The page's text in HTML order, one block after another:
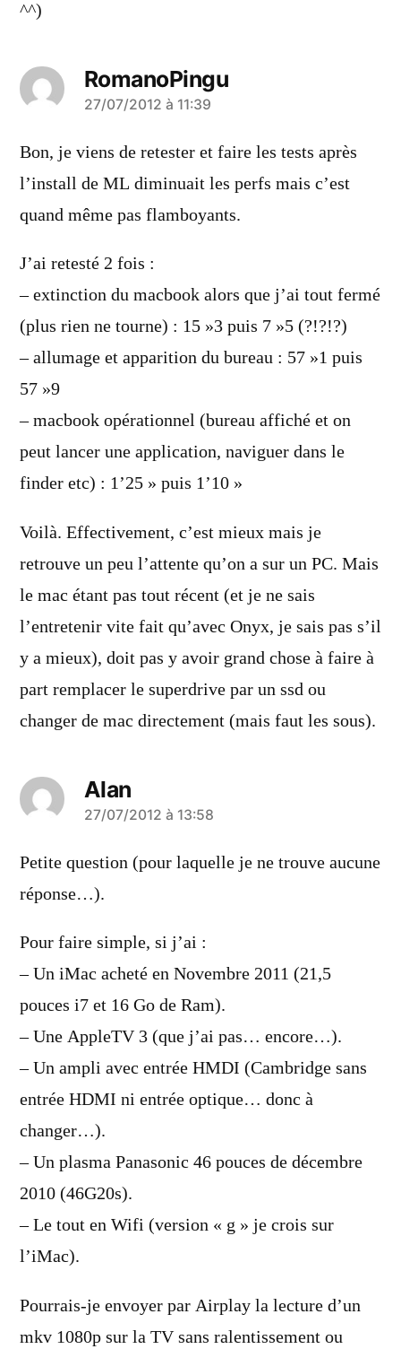
^^)
RomanoPingu
a
dit :
27/07/2012 à 11:39
Bon, je viens de retester et faire les tests après
l’install de ML diminuait les perfs mais c’est
quand même pas flamboyants.
J’ai retesté 2 fois :
– extinction du macbook alors que j’ai tout fermé
(plus rien ne tourne) : 15 »3 puis 7 »5 (?!?!?)
– allumage et apparition du bureau : 57 »1 puis
57 »9
– macbook opérationnel (bureau affiché et on
peut lancer une application, naviguer dans le
finder etc) : 1’25 » puis 1’10 »
Voilà. Effectivement, c’est mieux mais je
retrouve un peu l’attente qu’on a sur un PC. Mais
le mac étant pas tout récent (et je ne sais
l’entretenir vite fait qu’avec Onyx, je sais pas s’il
y a mieux), doit pas y avoir grand chose à faire à
part remplacer le superdrive par un ssd ou
changer de mac directement (mais faut les sous).
Alan
a
dit :
27/07/2012 à 13:58
Petite question (pour laquelle je ne trouve aucune
réponse…).
Pour faire simple, si j’ai :
– Un iMac acheté en Novembre 2011 (21,5
pouces i7 et 16 Go de Ram).
– Une AppleTV 3 (que j’ai pas… encore…).
– Un ampli avec entrée HMDI (Cambridge sans
entrée HDMI ni entrée optique… donc à
changer…).
– Un plasma Panasonic 46 pouces de décembre
2010 (46G20s).
– Le tout en Wifi (version « g » je crois sur
l’iMac).
Pourrais-je envoyer par Airplay la lecture d’un
mkv 1080p sur la TV sans ralentissement ou